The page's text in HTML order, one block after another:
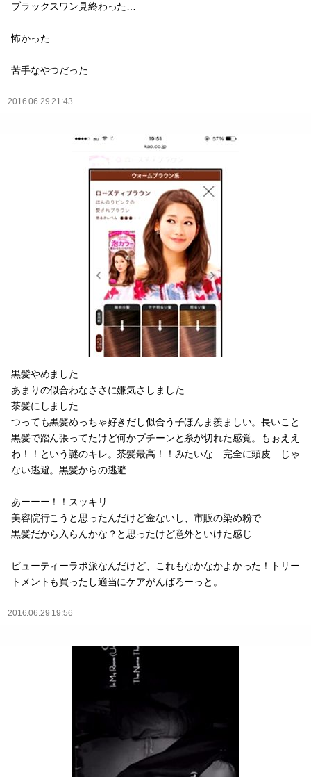
ブラックスワン見終わった…
怖かった
苦手なやつだった
2016.06.29 21:43
黒髪やめました
あまりの似合わなささに嫌気さしました
茶髪にしました
つっても黒髪めっちゃ好きだし似合う子ほんま羨ましい。長いこと
黒髪で踏ん張ってたけど何かプチーンと糸が切れた感覚。もぉええ
わ！！という謎のキレ。茶髪最高！！みたいな…完全に頭皮…じゃ
ない逃避。黒髪からの逃避
あーーー！！スッキリ
美容院行こうと思ったんだけど金ないし、市販の染め粉で
黒髪だから入らんかな？と思ったけど意外といけた感じ
ビューティーラボ派なんだけど、これもなかなかよかった！トリー
トメントも買ったし適当にケアがんばろーっと。
2016.06.29 19:56